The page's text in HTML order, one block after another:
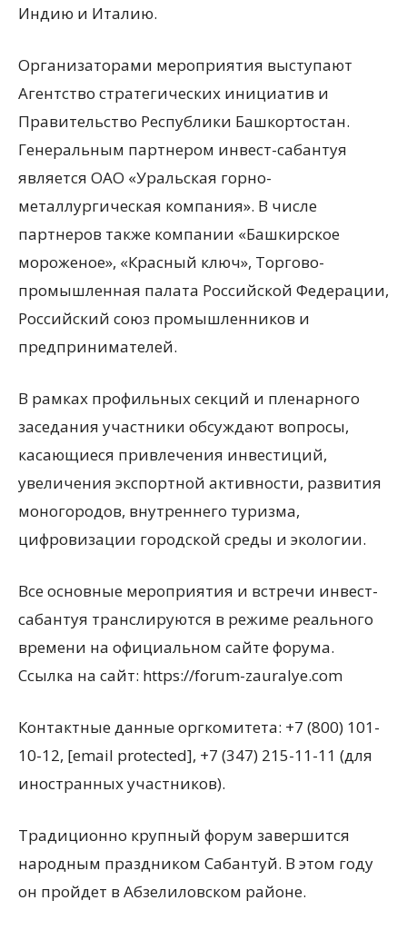
Индию и Италию.
Организаторами мероприятия выступают
Агентство стратегических инициатив и
Правительство Республики Башкортостан.
Генеральным партнером инвест-сабантуя
является ОАО «Уральская горно-
металлургическая компания». В числе
партнеров также компании «Башкирское
мороженое», «Красный ключ», Торгово-
промышленная палата Российской Федерации,
Российский союз промышленников и
предпринимателей.
В рамках профильных секций и пленарного
заседания участники обсуждают вопросы,
касающиеся привлечения инвестиций,
увеличения экспортной активности, развития
моногородов, внутреннего туризма,
цифровизации городской среды и экологии.
Все основные мероприятия и встречи инвест-
сабантуя транслируются в режиме реального
времени на официальном сайте форума.
Ссылка на сайт: https://forum-zauralye.com
Контактные данные оргкомитета: +7 (800) 101-
10-12, [email protected], +7 (347) 215-11-11 (для
иностранных участников).
Традиционно крупный форум завершится
народным праздником Сабантуй. В этом году
он пройдет в Абзелиловском районе.